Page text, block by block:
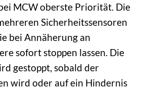
MCW oberste Priorität. Die
Sicherheitssensoren
bei Annäherung an
sofort stoppen lassen. Die
gestoppt, sobald der
wird oder auf ein Hindernis